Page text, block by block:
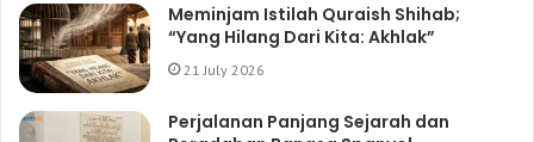
Meminjam Istilah Quraish Shihab;
“Yang Hilang Dari Kita: Akhlak”
21 July 2026
Perjalanan Panjang Sejarah dan